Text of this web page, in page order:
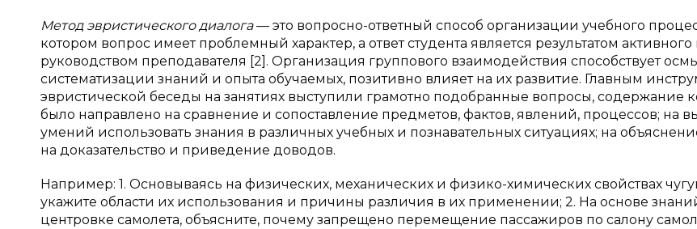
Метод эвристического диалога— это вопросно-ответный способ организации учебного
котором вопрос имеет проблемный характер, а ответ студента является результатом
руководством преподавателя [2]. Организация группового взаимодействия способствует
систематизации знаний и опыта обучаемых, позитивно влияет на их развитие. Главным
эвристической беседы на занятиях выступили грамотно подобранные вопросы, содержание
было направлено на сравнение и сопоставление предметов, фактов, явлений, процессов; на
умений использовать знания в различных учебных и познавательных ситуациях; на
на доказательство и приведение доводов.
Например: 1. Основываясь на физических, механических и физико-химических свойствах
укажите области их использования и причины различия в их применении; 2. На основе
центровке самолета, объясните, почему запрещено перемещение пассажиров по салону